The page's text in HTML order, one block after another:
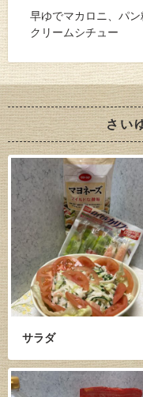
早ゆでマカロニ、パン
クリームシチュー
さい
サラダ